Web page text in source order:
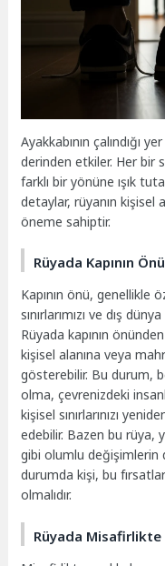
Ayakkabının çalındığı
derinden etkiler. Her bir
farklı bir yönüne ışık
detaylar, rüyanın kişisel
öneme sahiptir.
Rüyada Kapının
Kapının önü, genellikle
sınırlarımızı ve dış
Rüyada kapının
kişisel alanına veya
gösterebilir. Bu durum,
olma, çevrenizdeki
kişisel sınırlarınızı
edebilir. Bazen bu rüya,
gibi olumlu değişimlerin
durumda kişi, bu
olmalıdır.
Rüyada Misafirlikte